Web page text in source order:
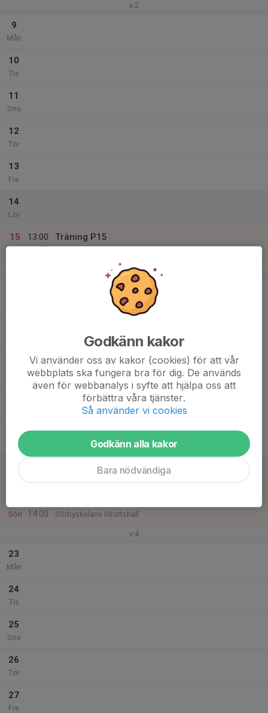
v.2
9
Mån
10
Tis
11
Ons
12
Tor
13
Fre
14
Lör
15
13:00
14:00
Träning P15
v.3
Fre
Sammandrag, Jernvallen
Sön
14:00
Sörbyskolans Idrottshall
v.4
23
Mån
24
Tis
25
Ons
26
Tor
27
Fre
Godkänn kakor
Vi använder oss av kakor (cookies) för att vår
webbplats ska fungera bra för dig. De används
även för webbanalys i syfte att hjälpa oss att
förbättra våra tjänster.
Så använder vi cookies
Godkänn alla kakor
Bara nödvändiga